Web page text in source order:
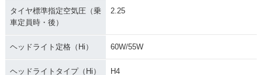
タイヤ標準指定空気圧（乗
車定員時・後）
2.25
ヘッドライト定格（Hi） 60W/55W
ヘッドライトタイプ（Hi） H4